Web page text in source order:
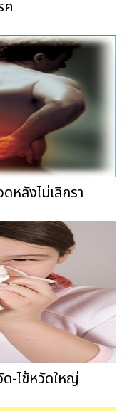
ค
หลังไม่เลิกรา
ด-ไข้หวัดใหญ่